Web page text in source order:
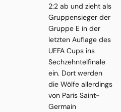
2:2 ab und zieht als
Gruppensieger der
Gruppe E in der
letzten Auflage des
UEFA Cups ins
Sechzehntelfinale
ein. Dort werden
die Wölfe allerdings
von Paris Saint-
Germain